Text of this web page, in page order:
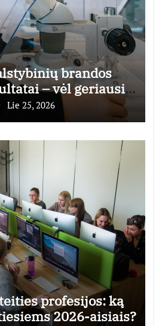
brandos
– vėl geriausi
Lie 25, 2026
profesijos: ką
2026-aisiais?